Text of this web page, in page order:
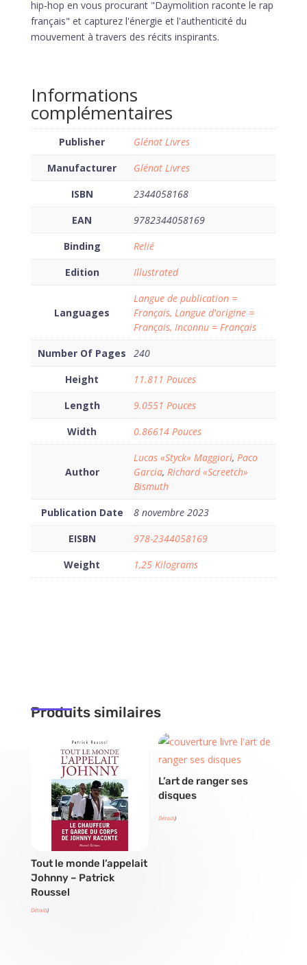
hip-hop en vous procurant "Daymolition raconte le rap
français" et capturez l'énergie et l'authenticité du
mouvement à travers des récits inspirants.
Informations
complémentaires
Publisher
Glénat Livres
Manufacturer
Glénat Livres
ISBN
2344058168
EAN
9782344058169
Binding
Relié
Edition
Illustrated
Languages
Langue de publication =
Français, Langue d'origine =
Français, Inconnu = Français
Number Of Pages
240
Height
11.811 Pouces
Length
9.0551 Pouces
Width
0.86614 Pouces
Author
Lucas «Styck» Maggiori, Paco
Garcia, Richard «Screetch»
Bismuth
Publication Date
8 novembre 2023
EISBN
978-2344058169
Weight
1,25 Kilograms
Produits similaires
Tout le monde l’appelait
Johnny – Patrick
Roussel
Détails)
L’art de ranger ses
disques
Détails)